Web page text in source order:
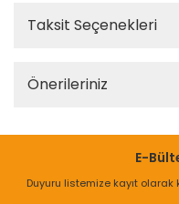
Taksit Seçenekleri
Önerileriniz
E-
Duyuru listemize kayıt